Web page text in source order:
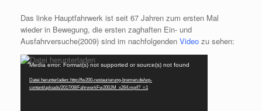
Das linke Hauptfahrwerk ist seit 67 Jahren zum ersten Mal
wieder in Bewegung, die ersten zaghaften Ein- und
Ausfahrversuche(2009) sind im nachfolgenden Video zu sehen:
Video-
Media error: Format(s) not supported or source(s) not found
Datei herunterladen: http://fw200-restaurierung-bremen.de/wp-
content/uploads/2017/08/FahrwerkFw200JM_x264.mp4?_=1